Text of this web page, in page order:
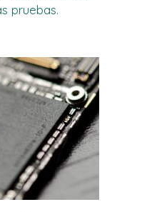
pruebas.